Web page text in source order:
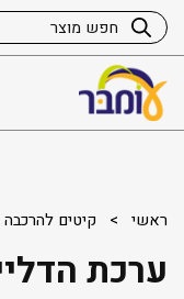
ראשי > קיטים
ערכת